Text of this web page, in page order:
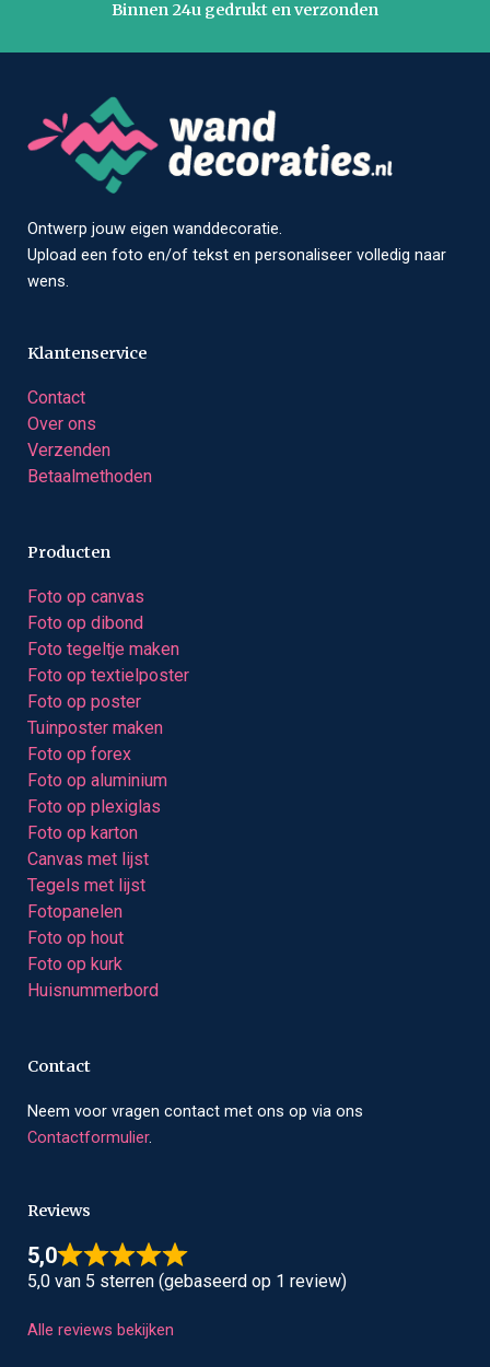
Binnen 24u gedrukt en verzonden
Ontwerp jouw eigen wanddecoratie.
Upload een foto en/of tekst en personaliseer volledig naar
wens.
Klantenservice
Contact
Over ons
Verzenden
Betaalmethoden
Producten
Foto op canvas
Foto op dibond
Foto tegeltje maken
Foto op textielposter
Foto op poster
Tuinposter maken
Foto op forex
Foto op aluminium
Foto op plexiglas
Foto op karton
Canvas met lijst
Tegels met lijst
Fotopanelen
Foto op hout
Foto op kurk
Huisnummerbord
Contact
Neem voor vragen contact met ons op via ons
Contactformulier.
Reviews
5,0
5,0 van 5 sterren (gebaseerd op 1 review)
Alle reviews bekijken